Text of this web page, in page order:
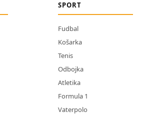
SPORT
Fudbal
Košarka
Tenis
Odbojka
Atletika
Formula 1
Vaterpolo